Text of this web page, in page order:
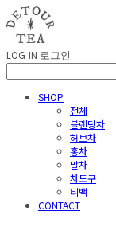
LOG IN 로그인
SHOP
전체
블렌딩차
허브차
홍차
말차
차도구
티백
CONTACT